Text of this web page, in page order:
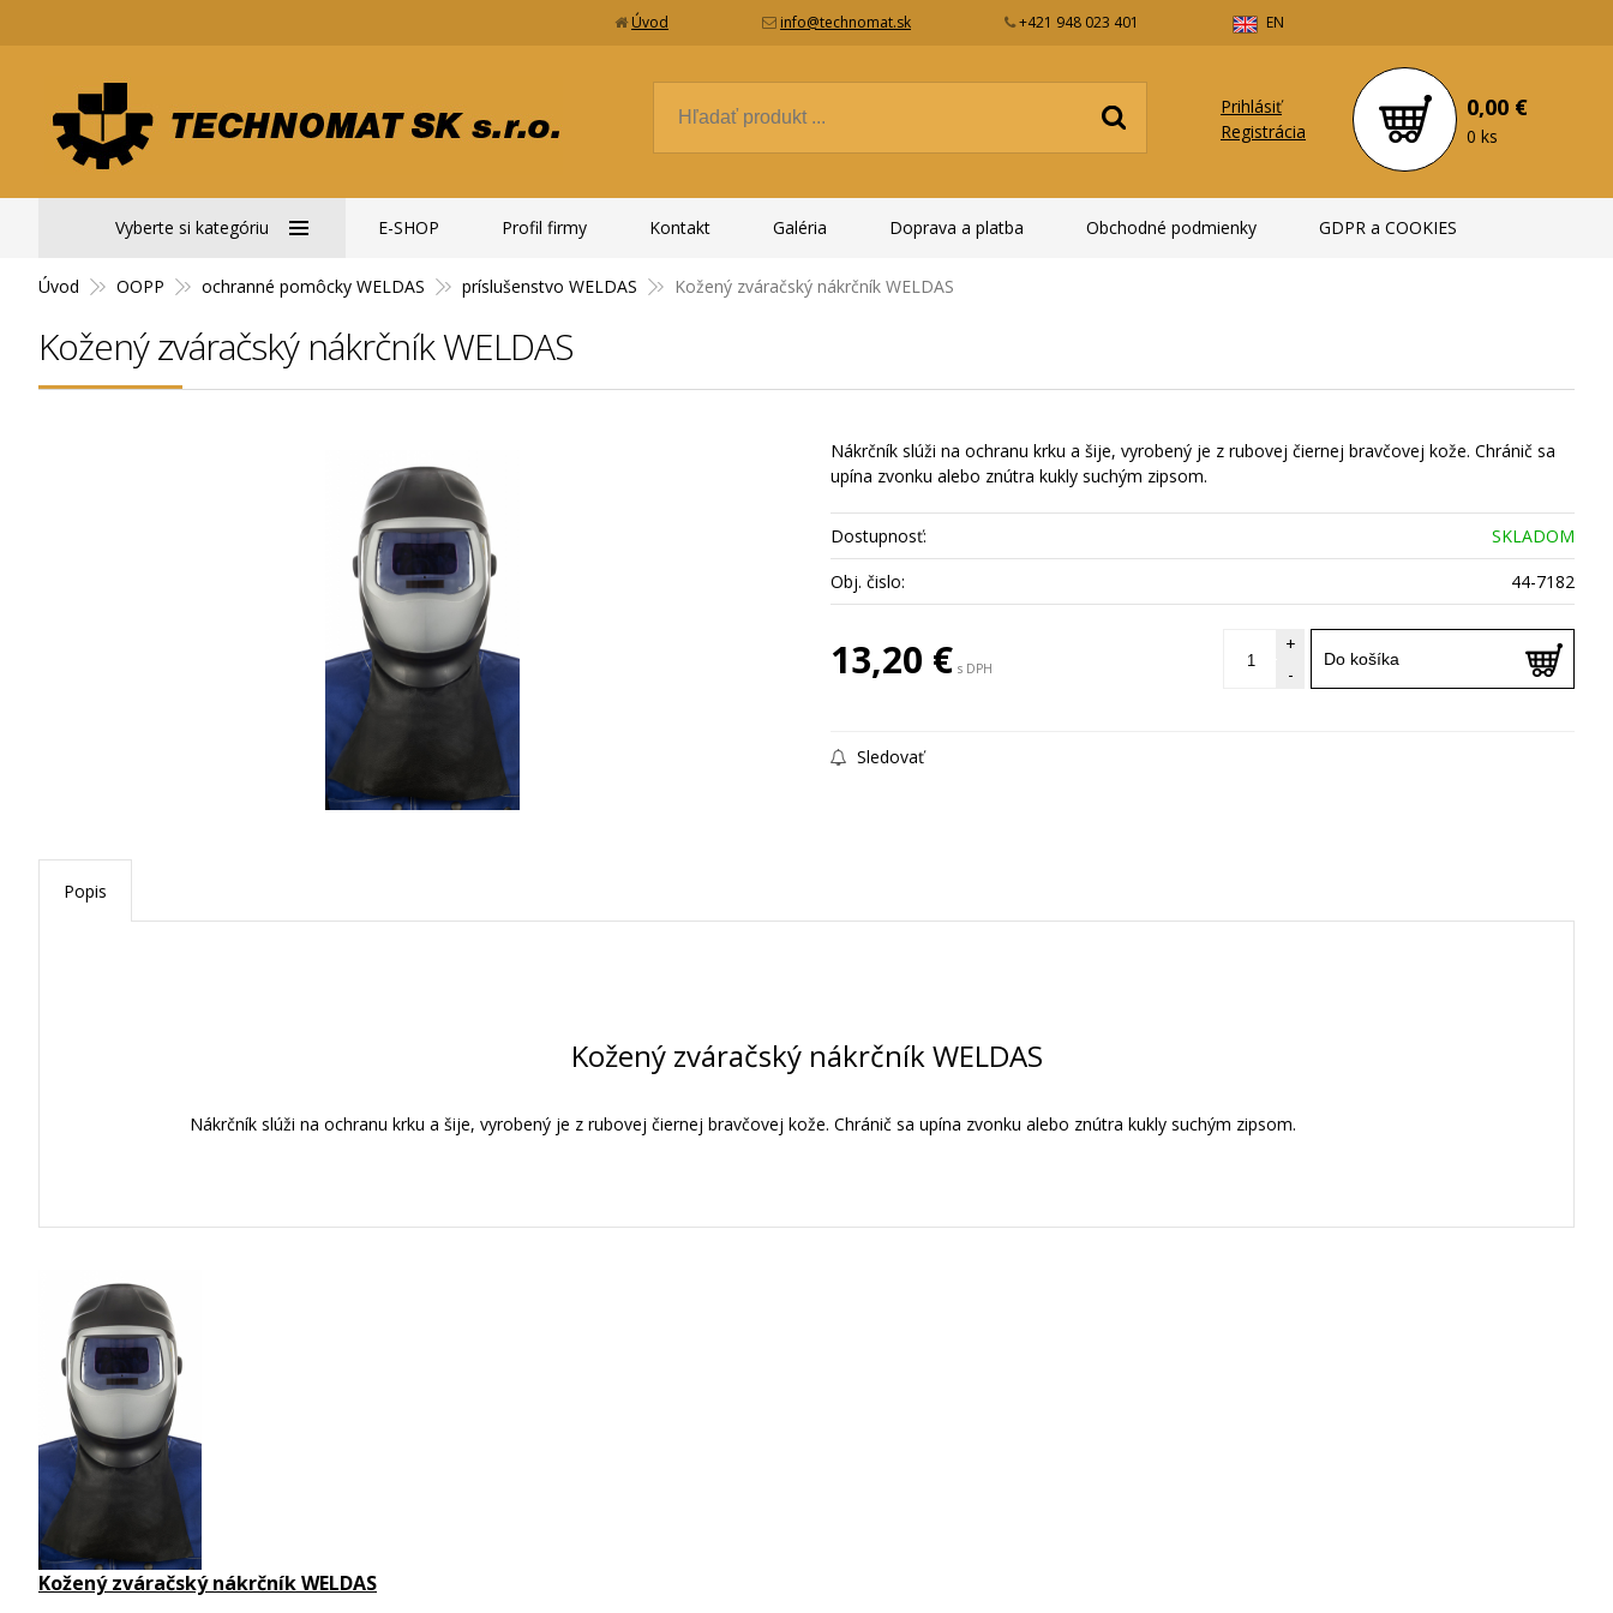
Úvod info@technomat.sk +421 948 023 401 EN
Prihlásiť
Registrácia
0,00 €
0 ks
Úvod OOPP ochranné pomôcky WELDAS príslušenstvo WELDAS Kožený zváračský nákrčník WELDAS
Kožený zváračský nákrčník WELDAS
Nákrčník slúži na ochranu krku a šije, vyrobený je z rubovej čiernej bravčovej kože. Chránič sa
upína zvonku alebo znútra kukly suchým zipsom.
Dostupnosť:
SKLADOM
Obj. čislo:
44-7182
13,20 € s DPH Do košíka
+
-
Sledovať
Popis
Kožený zváračský nákrčník WELDAS
Nákrčník slúži na ochranu krku a šije, vyrobený je z rubovej čiernej bravčovej kože. Chránič sa upína zvonku alebo znútra kukly suchým zipsom.
Kožený zváračský nákrčník WELDAS
Vyberte si kategóriu E-SHOP Profil firmy Kontakt Galéria Doprava a platba Obchodné podmienky GDPR a COOKIES